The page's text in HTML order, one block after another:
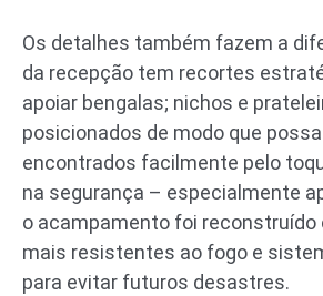
Os detalhes também fazem a
da recepção tem recortes
apoiar bengalas; nichos e
posicionados de modo que
encontrados facilmente pelo
na segurança – especialmente
o acampamento foi
mais resistentes ao fogo e
para evitar futuros desastres.